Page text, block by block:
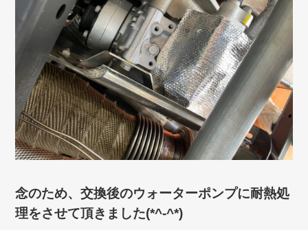
念のため、交換後のウォーターポンプに耐熱処
理をさせて頂きました(*^-^*)